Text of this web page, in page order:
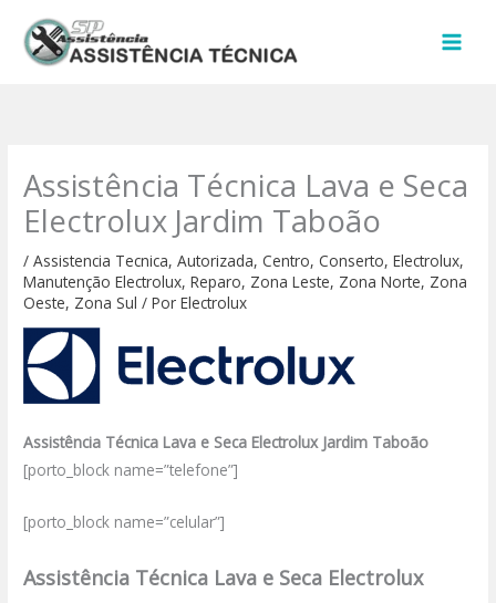
para
Assistência Técnica Lava e Seca
Electrolux Jardim Taboão
/Assistencia Tecnica,Autorizada,Centro,Conserto,Electrolux,
Manutenção Electrolux,Reparo, Zona Leste, Zona Norte, Zona
Oeste, Zona Sul / PorElectrolux
Assistência Técnica Lava e Seca Electrolux Jardim Taboão
[porto_block name=”telefone”]
[porto_block name=”celular”]
Assistência Técnica Lava e Seca Electrolux